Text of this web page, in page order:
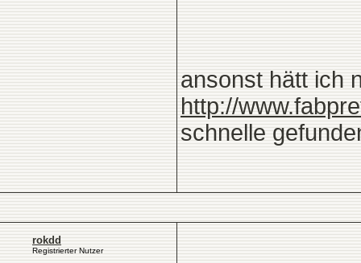
ansonst hätt ich
http://
schnelle
rokdd
Registrierter Nutzer